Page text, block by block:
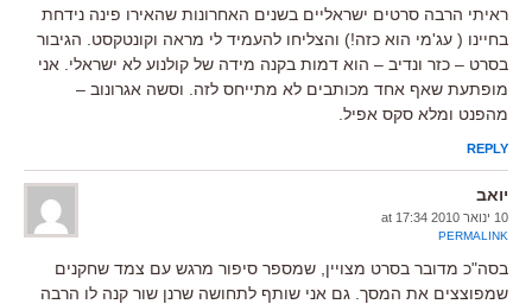
ראיתי הרבה סרטים ישראליים בשנים האחרונות שהאירו פינה נידחת
בחיינו ( עג'מי הוא כזה!) והצליחו להעמיד לי מראה וקונטקסט. הגיבור
בסרט – כזר ונדיב – הוא דמות בקנה מידה של קולנוע לא ישראלי. אני
מופתעת שאף אחד מכותבים לא מתייחס לזה. וסשה אגרונוב –
מהפנט ומלא סקס אפיל.
REPLY
יואב
10 ינואר 2010 at 17:34
PERMALINK
בסה"כ מדובר בסרט מצויין, שמספר סיפור מרגש עם צמד שחקנים
שמפוצצים את המסך. גם אני שותף לתחושה שרנן שור קנה לו הרבה